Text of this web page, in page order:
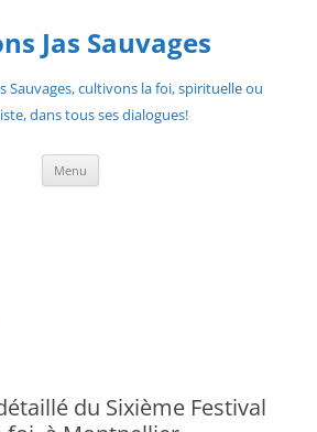
Jas Sauvages
Sauvages, cultivons la foi, spirituelle ou
dans tous ses dialogues!
Menu
du Sixième Festival